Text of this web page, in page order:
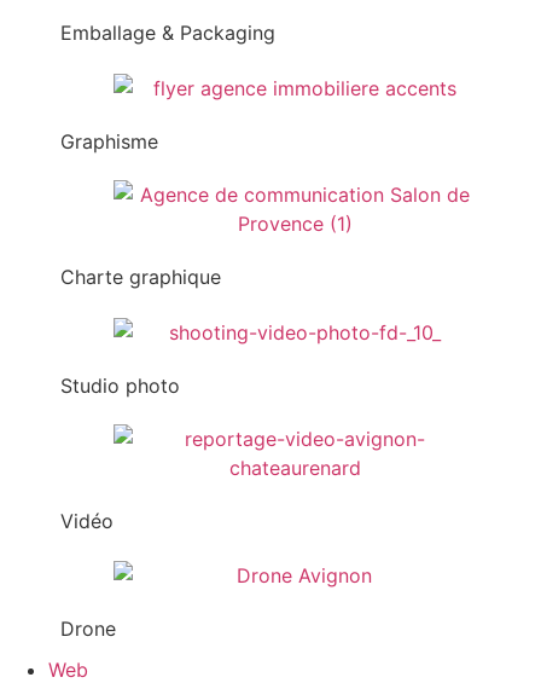
Emballage & Packaging
Graphisme
Charte graphique
Studio photo
Vidéo
Drone
Web